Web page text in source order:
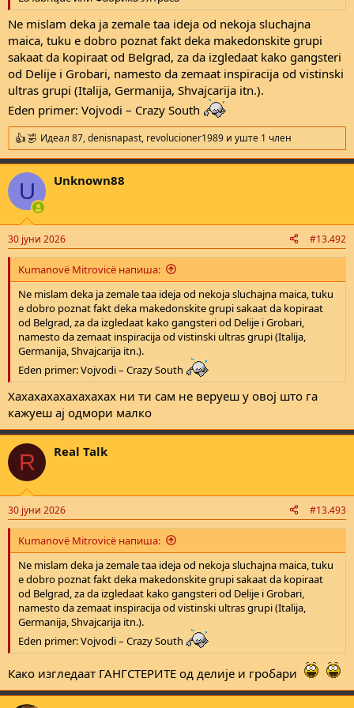
Ne mislam deka ja zemale taa ideja od nekoja sluchajna
maica, tuku e dobro poznat fakt deka makedonskite grupi
sakaat da kopiraat od Belgrad, za da izgledaat kako gangsteri
od Delije i Grobari, namesto da zemaat inspiracija od vistinski
ultras grupi (Italija, Germanija, Shvajcarija itn.).
Eden primer: Vojvodi – Crazy South
R
e
a
c
i
s
:
Идеал 87,denisnapast, revolucioner1989 и уште 1 член
U Unknown88
30 јуни 2026 #13.492
Kumanovë Mitrovicë напиша:
Ne mislam deka ja zemale taa ideja od nekoja sluchajna maica, tuku
e dobro poznat fakt deka makedonskite grupi sakaat da kopiraat
od Belgrad, za da izgledaat kako gangsteri od Delije i Grobari,
namesto da zemaat inspiracija od vistinski ultras grupi (Italija,
Germanija, Shvajcarija itn.).
Eden primer: Vojvodi – Crazy South
Хахахахахахахахах ни ти сам не веруеш у овој што га
кажуеш ај одмори малко
R Real Talk
30 јуни 2026 #13.493
Kumanovë Mitrovicë напиша:
Ne mislam deka ja zemale taa ideja od nekoja sluchajna maica, tuku
e dobro poznat fakt deka makedonskite grupi sakaat da kopiraat
od Belgrad, za da izgledaat kako gangsteri od Delije i Grobari,
namesto da zemaat inspiracija od vistinski ultras grupi (Italija,
Germanija, Shvajcarija itn.).
Eden primer: Vojvodi – Crazy South
Како изгледаат ГАНГСТЕРИТЕ од делије и гробари